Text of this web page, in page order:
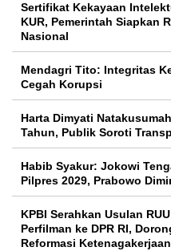
Sertifikat Kekayaan
KUR, Pemerintah Siapkan
Nasional
Mendagri Tito: Integritas
Cegah Korupsi
Harta Dimyati
Tahun, Publik Soroti
Habib Syakur: Jokowi
Pilpres 2029, Prabowo
KPBI Serahkan Usulan
Perfilman ke DPR RI,
Reformasi